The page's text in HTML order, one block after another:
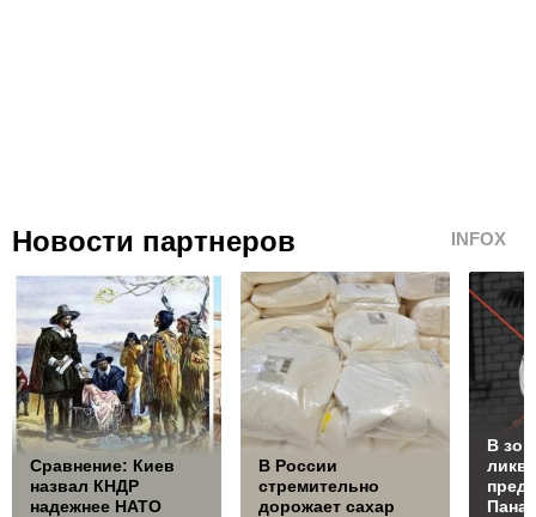
Новости партнеров INFOX
Сравнение: Киев
назвал КНДР
надежнее НАТО
В России
стремительно
дорожает сахар
В